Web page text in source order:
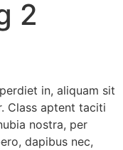
2
in, aliquam sit
Class aptent taciti
nostra, per
dapibus nec,